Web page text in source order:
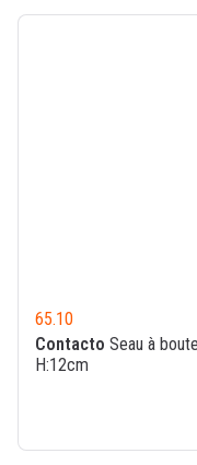
65.10
Contacto Seau à
H:12cm